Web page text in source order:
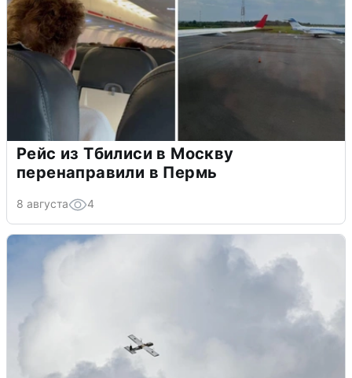
Рейс из Тбилиси в Москву
перенаправили в Пермь
8 августа 4